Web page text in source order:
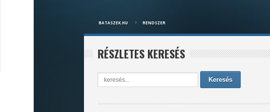
BATASZEK.HU RENDSZER
RÉSZLETES KERESÉS
Keresés